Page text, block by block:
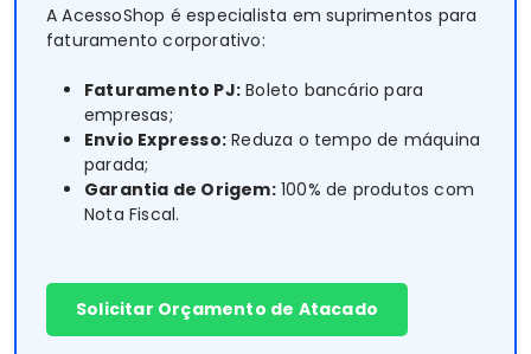
A AcessoShop é especialista em suprimentos para
faturamento corporativo:
Faturamento PJ: Boleto bancário para
empresas;
Envio Expresso: Reduza o tempo de máquina
parada;
Garantia de Origem:100% de produtos com
Nota Fiscal.
Solicitar Orçamento de Atacado